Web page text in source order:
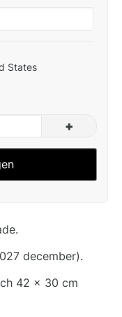
States
+
december).
42 x 30 cm